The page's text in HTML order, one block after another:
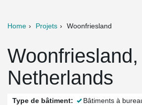
Home Projets Woonfriesland
Netherlands
Type de bâtiment: Bâtiments à